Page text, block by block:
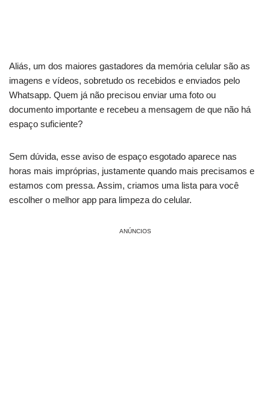
Aliás, um dos maiores gastadores da memória celular são as
imagens e vídeos, sobretudo os recebidos e enviados pelo
Whatsapp. Quem já não precisou enviar uma foto ou
documento importante e recebeu a mensagem de que não há
espaço suficiente?
Sem dúvida, esse aviso de espaço esgotado aparece nas
horas mais impróprias, justamente quando mais precisamos e
estamos com pressa. Assim, criamos uma lista para você
escolher o melhor app para limpeza do celular.
ANÚNCIOS